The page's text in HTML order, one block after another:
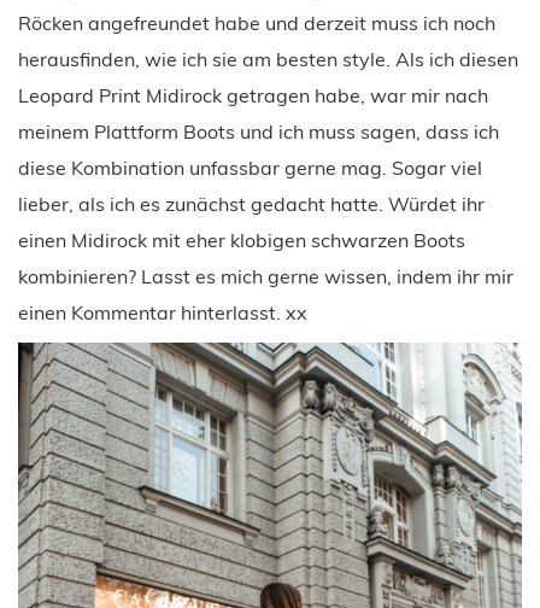
Röcken angefreundet habe und derzeit muss ich noch
herausfinden, wie ich sie am besten style. Als ich diesen
Leopard Print Midirock getragen habe, war mir nach
meinem Plattform Boots und ich muss sagen, dass ich
diese Kombination unfassbar gerne mag. Sogar viel
lieber, als ich es zunächst gedacht hatte. Würdet ihr
einen Midirock mit eher klobigen schwarzen Boots
kombinieren? Lasst es mich gerne wissen, indem ihr mir
einen Kommentar hinterlasst. xx